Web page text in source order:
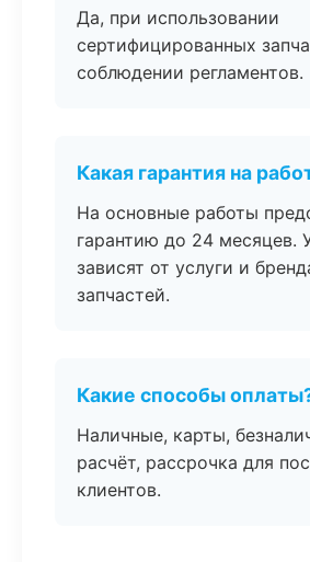
Да, при использовании
сертифицированных
соблюдении регламентов.
Какая гарантия на
На основные работы
гарантию до 24 месяцев.
зависят от услуги и
запчастей.
Какие способы
Наличные, карты,
расчёт, рассрочка для
клиентов.